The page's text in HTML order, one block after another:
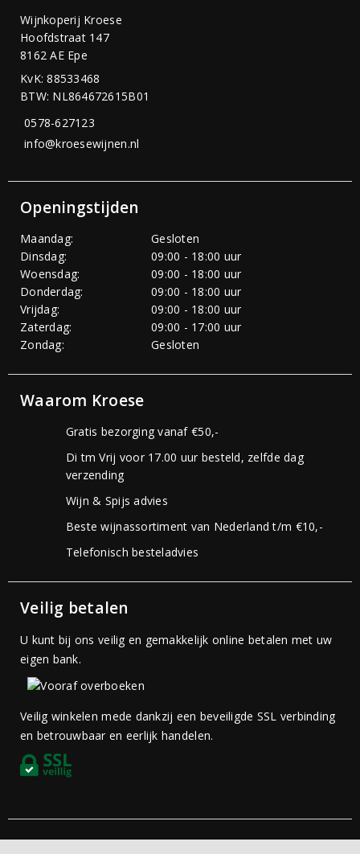
Wijnkoperij Kroese
Hoofdstraat 147
8162 AE Epe
KvK: 88533468
BTW: NL864672615B01
0578-627123
info@kroesewijnen.nl
Openingstijden
Maandag:
Gesloten
Dinsdag:
09:00 - 18:00 uur
Woensdag:
09:00 - 18:00 uur
Donderdag:
09:00 - 18:00 uur
Vrijdag:
09:00 - 18:00 uur
Zaterdag:
09:00 - 17:00 uur
Zondag:
Gesloten
Waarom Kroese
Gratis bezorging vanaf €50,-
Di tm Vrij voor 17.00 uur besteld, zelfde dag
verzending
Wijn & Spijs advies
Beste wijnassortiment van Nederland t/m €10,-
Telefonisch besteladvies
Veilig betalen
U kunt bij ons veilig en gemakkelijk online betalen met uw
eigen bank.
Veilig winkelen mede dankzij een beveiligde SSL verbinding
en betrouwbaar en eerlijk handelen.